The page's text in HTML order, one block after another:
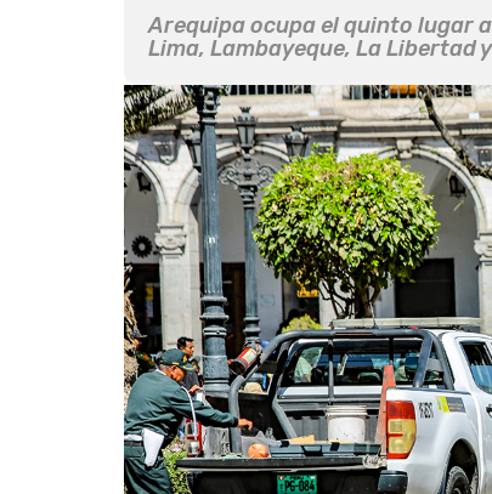
Arequipa ocupa el quinto lugar
Lima, Lambayeque, La Libertad